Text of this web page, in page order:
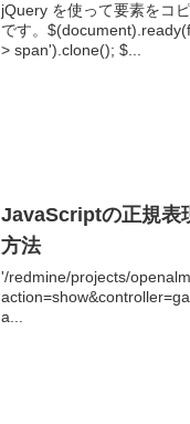
jQuery を使って要素をコ
です。$(document).ready(function() { var
> span').clone(); $...
JavaScriptの正規表
方法
'/redmine/projects/
a...